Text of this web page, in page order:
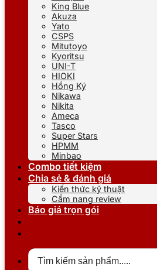
King Blue
Akuza
Yato
CSPS
Mitutoyo
Kyoritsu
UNI-T
HIOKI
Hồng Ký
Nikawa
Nikita
Ameca
Tasco
Super Stars
HPMM
Minbao
Combo tiết kiệm
Chia sẻ & đánh giá
Kiến thức kỹ thuật
Cẩm nang review
Báo giá trọn gói